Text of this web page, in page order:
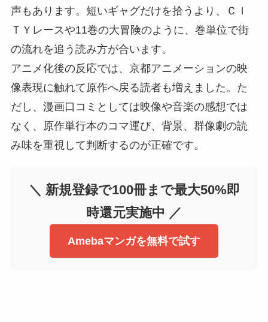
声もあります。短いギャグだけを拾うより、ＣＩ
ＴＹレースや11巻の大冒険のように、巻単位で街
の流れを追う読み方が合います。
アニメ化後の反応では、京都アニメーションの映
像表現に触れて原作へ戻る読者も増えました。た
だし、漫画口コミとしては映像や音楽の感想では
なく、原作単行本のコマ運び、背景、群像劇の読
み味を重視して判断するのが正確です。
＼ 新規登録で100冊まで最大50%即
時還元実施中 ／
Amebaマンガを無料で試す